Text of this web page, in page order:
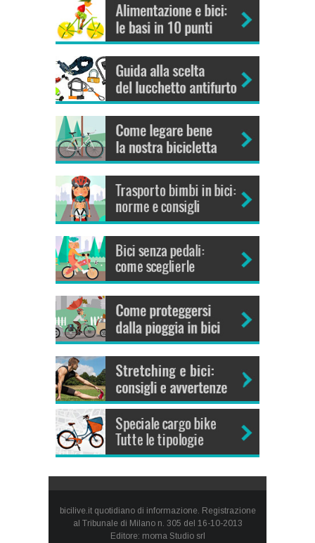
bicilive.it quotidiano di informazione. Registrazione
al Tribunale di Milano n. 305 del 16-10-2013
Editore: moma Studio srl